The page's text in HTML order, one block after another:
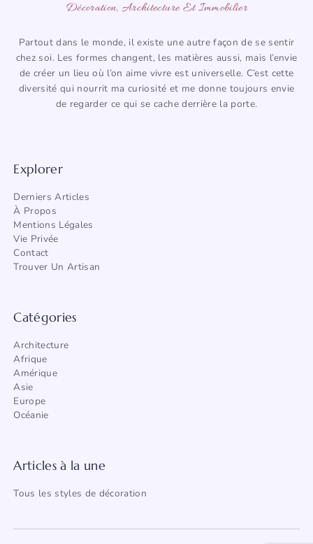
Décoration, Architecture Et Immobilier
Partout dans le monde, il existe une autre façon de se sentir
chez soi. Les formes changent, les matières aussi, mais l’envie
de créer un lieu où l’on aime vivre est universelle. C’est cette
diversité qui nourrit ma curiosité et me donne toujours envie
de regarder ce qui se cache derrière la porte.
Explorer
Derniers Articles
À Propos
Mentions Légales
Vie Privée
Contact
Trouver Un Artisan
Catégories
Architecture
Afrique
Amérique
Asie
Europe
Océanie
Articles à la une
Tous les styles de décoration